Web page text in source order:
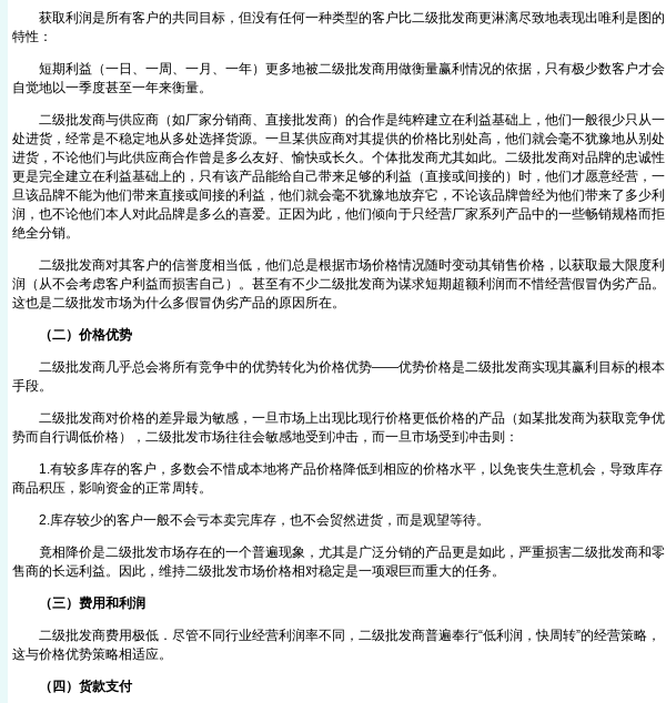
获取利润是所有客户的共同目标，但没有任何一种类型的客户比二级批发商更淋漓尽致地表现出唯利是图的
特性：
短期利益（一日、一周、一月、一年）更多地被二级批发商用做衡量赢利情况的依据，只有极少数客户才会
自觉地以一季度甚至一年来衡量。
二级批发商与供应商（如厂家分销商、直接批发商）的合作是纯粹建立在利益基础上，他们一般很少只从一
处进货，经常是不稳定地从多处选择货源。一旦某供应商对其提供的价格比别处高，他们就会毫不犹豫地从别处
进货，不论他们与此供应商合作曾是多么友好、愉快或长久。个体批发商尤其如此。二级批发商对品牌的忠诚性
更是完全建立在利益基础上的，只有该产品能给自己带来足够的利益（直接或间接的）时，他们才愿意经营，一
旦该品牌不能为他们带来直接或间接的利益，他们就会毫不犹豫地放弃它，不论该品牌曾经为他们带来了多少利
润，也不论他们本人对此品牌是多么的喜爱。正因为此，他们倾向于只经营厂家系列产品中的一些畅销规格而拒
绝全分销。
二级批发商对其客户的信誉度相当低，他们总是根据市场价格情况随时变动其销售价格，以获取最大限度利
润（从不会考虑客户利益而损害自己）。甚至有不少二级批发商为谋求短期超额利润而不惜经营假冒伪劣产品。
这也是二级批发市场为什么多假冒伪劣产品的原因所在。
（二）价格优势
二级批发商几乎总会将所有竞争中的优势转化为价格优势——优势价格是二级批发商实现其赢利目标的根本
手段。
二级批发商对价格的差异最为敏感，一旦市场上出现比现行价格更低价格的产品（如某批发商为获取竞争优
势而自行调低价格），二级批发市场往往会敏感地受到冲击，而一旦市场受到冲击则：
1.有较多库存的客户，多数会不惜成本地将产品价格降低到相应的价格水平，以免丧失生意机会，导致库存
商品积压，影响资金的正常周转。
2.库存较少的客户一般不会亏本卖完库存，也不会贸然进货，而是观望等待。
竟相降价是二级批发市场存在的一个普遍现象，尤其是广泛分销的产品更是如此，严重损害二级批发商和零
售商的长远利益。因此，维持二级批发市场价格相对稳定是一项艰巨而重大的任务。
（三）费用和利润
二级批发商费用极低．尽管不同行业经营利润率不同，二级批发商普遍奉行“低利润，快周转”的经营策略，
这与价格优势策略相适应。
（四）货款支付